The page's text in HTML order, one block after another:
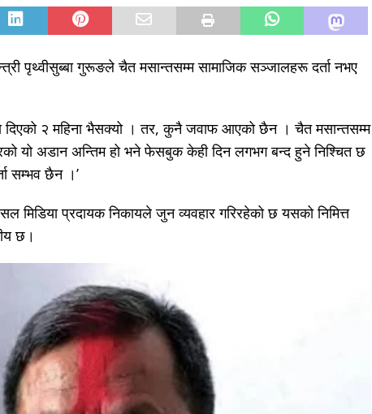
पृथ्वीसुब्बा गुरूङले चैत मसान्तसम्म सामाजिक सञ्जालहरू दर्ता नभए
दिएको २ महिना भैसक्यो । तर, कुनै जवाफ आएको छैन । चैत मसान्तसम्म
यो अडान अन्तिम हो भने फेसबुक केही दिन लगभग बन्द हुने निश्चित छ
सम्भव छैन ।’
मिडिया प्रदायक निकायले जुन व्यवहार गरिरहेको छ यसको निमित्त
छ।